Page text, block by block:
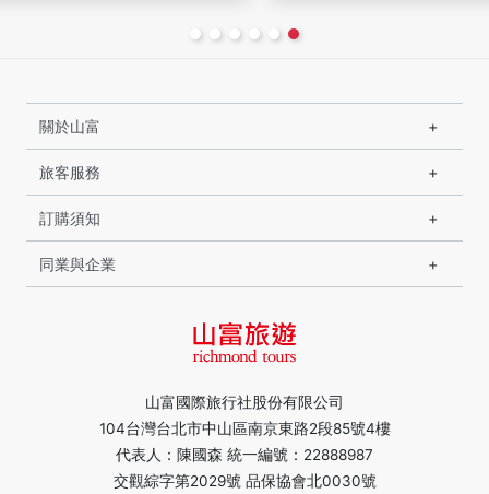
山富國際旅行社股份有限公司
104台灣台北市中山區南京東路2段85號4樓
代表人：陳國森 統一編號：22888987
交觀綜字第2029號 品保協會北0030號
關於山富
旅客服務
訂購須知
同業與企業